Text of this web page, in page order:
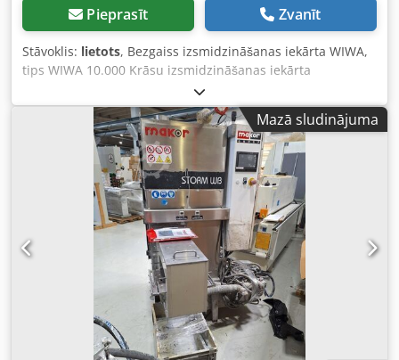
Pieprasīt Zvanīt
Stāvoklis: lietots, Bezgaiss izsmidzināšanas iekārta WIWA,
tips WIWA 10.000 Krāsu izsmidzināšanas iekārta
Izgatavošanas gads apm. 1980 Sūknēšanas jauda apm. 10
l/min Darbības spiediens apm. 250 bar Gaisa ieplūde apm.
6,5 bar Dedszinzljpfx Anzokr - Krāsu smidzināšanas pistole
WIWA Nr. 2, tips WIWA 500D - apm. 14,5 m augstspiediena
šļūtene ar smidzināšanas pistoli - Saspiestā gaisa bloks ar
spiediena regulatoru un eļļotāju - Pārvietojams rāmis,
sūkņu bloks ar nolokāmu sūkšanas cauruli Nepieciešamā
vieta G x P x A 700 x 700 x 1000 mm Svars 45 kg Labā
stāvoklī
Mazā sludinājuma